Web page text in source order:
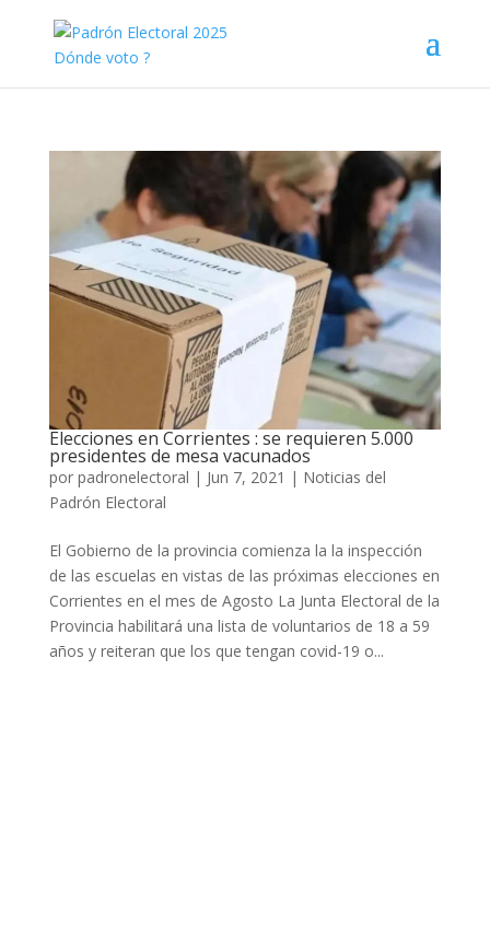
Elecciones en Corrientes : se requieren 5.000
presidentes de mesa vacunados
por padronelectoral | Jun 7, 2021 | Noticias del
Padrón Electoral
El Gobierno de la provincia comienza la la inspección
de las escuelas en vistas de las próximas elecciones en
Corrientes en el mes de Agosto La Junta Electoral de la
Provincia habilitará una lista de voluntarios de 18 a 59
años y reiteran que los que tengan covid-19 o...